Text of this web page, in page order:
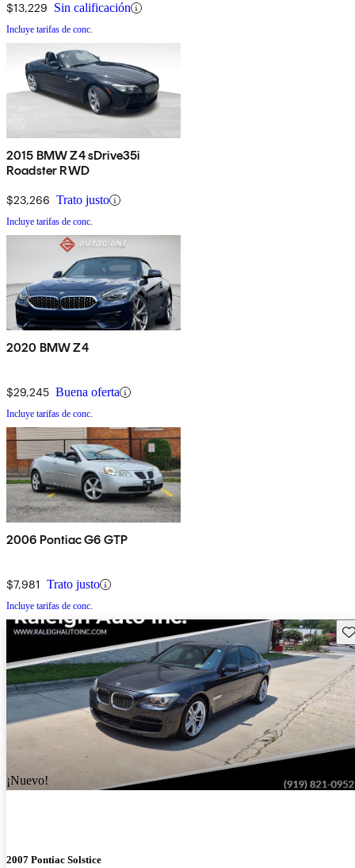
$13,229 Sin calificación
Incluye tarifas de conc.
2015 BMW Z4 sDrive35i
Roadster RWD
$23,266 Trato justo
Incluye tarifas de conc.
2020 BMW Z4
$29,245 Buena oferta
Incluye tarifas de conc.
2006 Pontiac G6 GTP
$7,981 Trato justo
Incluye tarifas de conc.
¡Nuevo!
2007 Pontiac Solstice